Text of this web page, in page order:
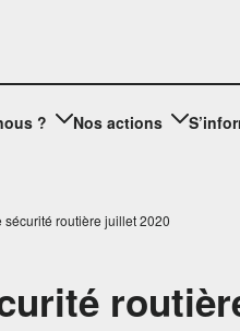
? Nos actions
routière juillet 2020